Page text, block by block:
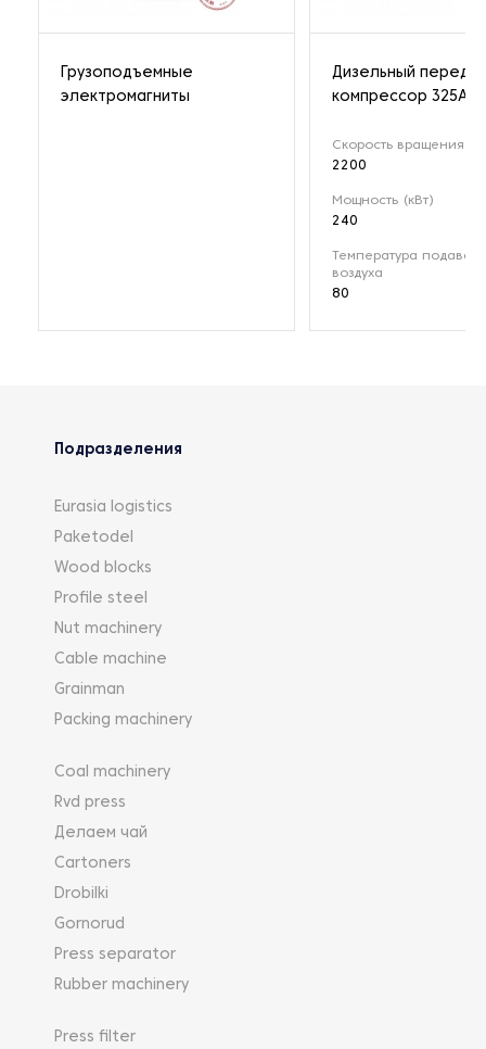
Грузоподъемные
электромагниты
Дизельный
компрессор 325A
Скорость вращения
2200
Мощность (кВт)
240
Температура
воздуха
80
Подразделения
Eurasia logistics
Paketodel
Wood blocks
Profile steel
Nut machinery
Cable machine
Grainman
Packing machinery
Coal machinery
Rvd press
Делаем чай
Cartoners
Drobilki
Gornorud
Press separator
Rubber machinery
Press filter